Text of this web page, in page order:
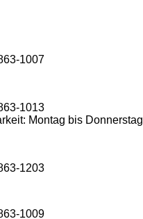
1007
1013
Montag bis Donnerstag
1203
1009